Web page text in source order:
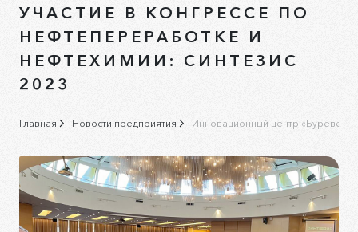
УЧАСТИЕ В КОНГРЕССЕ ПО
НЕФТЕПЕРЕРАБОТКЕ И
НЕФТЕХИМИИ: СИНТЕЗИС
2023
Главная Новости предприятия Инновационный центр